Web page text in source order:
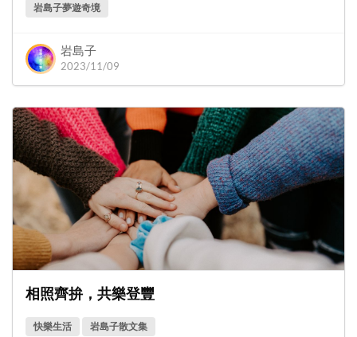
岩島子夢遊奇境
岩島子
2023/11/09
相照齊拚，共樂登豐
快樂生活 岩島子散文集